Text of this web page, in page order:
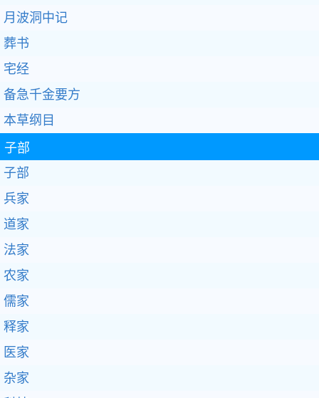
月波洞中记
葬书
宅经
备急千金要方
本草纲目
子部
子部
兵家
道家
法家
农家
儒家
释家
医家
杂家